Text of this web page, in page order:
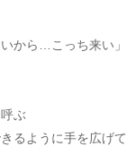
から…こっち来い」
ぶ
るように手を広げて